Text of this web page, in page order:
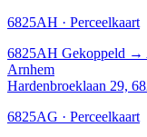
6825AH · Perceelkaart
6825AH Gekoppeld →
Arnhem
Hardenbroeklaan 29,
6825AG · Perceelkaart